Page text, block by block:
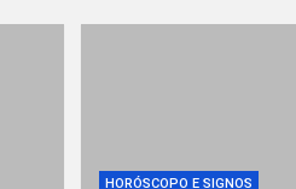
HORÓSCOPO E SIGNOS